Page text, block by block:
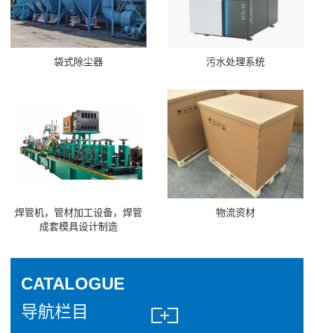
袋式除尘器 污水处理系统
焊管机，管材加工设备，焊管
成套模具设计制造
物流资材
CATALOGUE
导航栏目